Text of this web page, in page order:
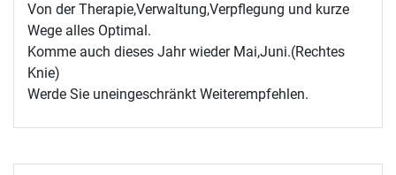
Von der Therapie,Verwaltung,Verpflegung und kurze
Wege alles Optimal.
Komme auch dieses Jahr wieder Mai,Juni.(Rechtes
Knie)
Werde Sie uneingeschränkt Weiterempfehlen.